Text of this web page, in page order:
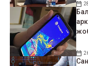
Баланы